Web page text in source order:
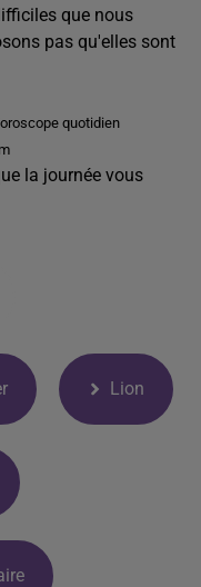
que nous
pas qu'elles sont
quotidien
la journée vous
Lion